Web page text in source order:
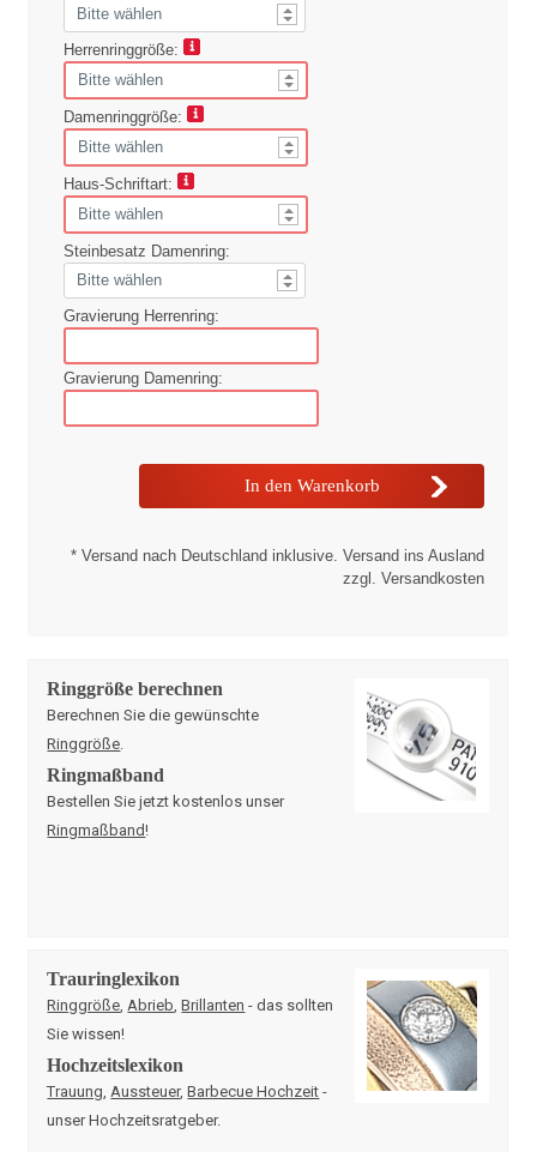
Herrenringgröße:
Damenringgröße:
Haus-Schriftart:
Steinbesatz Damenring:
Gravierung Herrenring:
Gravierung Damenring:
* Versand nach Deutschland inklusive. Versand ins Ausland
zzgl. Versandkosten
Ringgröße berechnen
Berechnen Sie die gewünschte
Ringgröße.
Ringmaßband
Bestellen Sie jetzt kostenlos unser
Ringmaßband!
Trauringlexikon
Ringgröße,Abrieb,Brillanten - das sollten
Sie wissen!
Hochzeitslexikon
Trauung,Aussteuer,Barbecue Hochzeit -
unser Hochzeitsratgeber.